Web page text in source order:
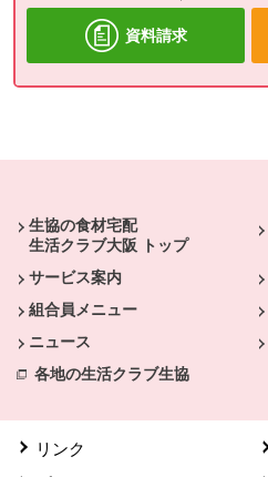
資料請求
生協の食材宅配
生活クラブ大阪 トップ
サービス案内
組合員メニュー
ニュース
各地の生活クラブ生協
リンク